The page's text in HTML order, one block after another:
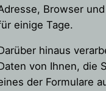
Browser
einige Tage.
hinaus
von Ihnen, die
der Formulare